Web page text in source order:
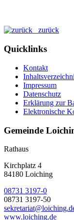
zurück
Quicklinks
Kontakt
Impressum
Datenschutz
Erklärung zur
Elektronische
Gemeinde
Rathaus
Kirchplatz 4
84180 Loiching
08731 3197-0
08731 3197-50
www.loiching.de